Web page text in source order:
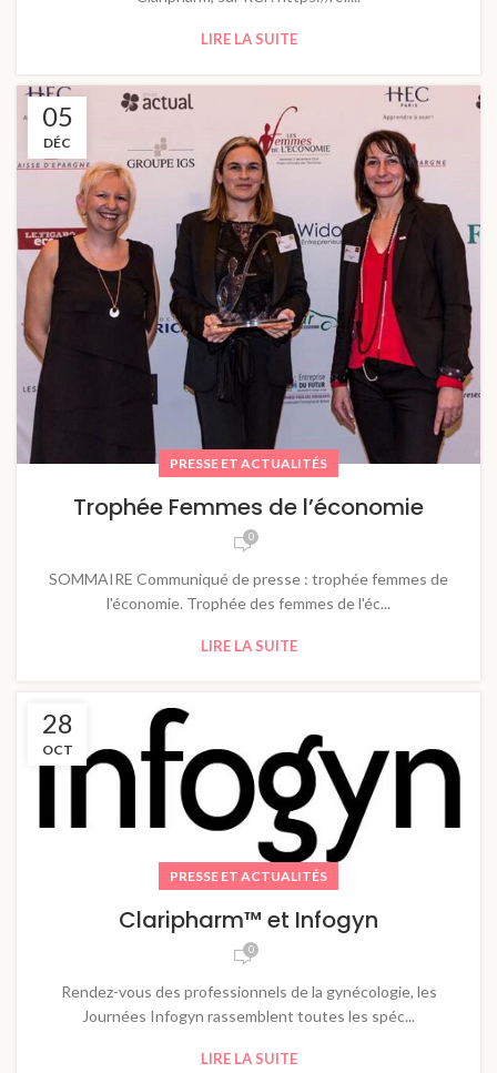
LIRE LA SUITE
05
DÉC
PRESSE ET ACTUALITÉS
Trophée Femmes de l’économie
0
SOMMAIRE Communiqué de presse : trophée femmes de
l'économie. Trophée des femmes de l'éc...
LIRE LA SUITE
28
OCT
PRESSE ET ACTUALITÉS
Claripharm™ et Infogyn
0
Rendez-vous des professionnels de la gynécologie, les
Journées Infogyn rassemblent toutes les spéc...
LIRE LA SUITE